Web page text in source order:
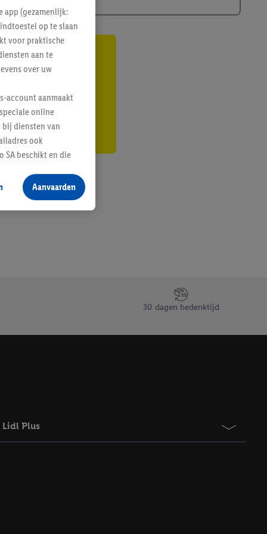
30 dagen bedenktijd
Lidl Plus
app (gezamenlijk:
op te slaan
voor praktische
aan te
over uw
account aanmaakt
online
diensten van
ook
SA beschikt en die
producten waarin
maar het
als er met behulp
Aanvaarden